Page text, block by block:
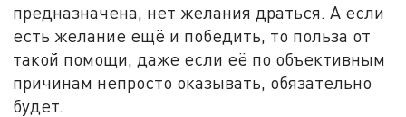
предназначена, нет желания драться. А если
есть желание ещё и победить, то польза от
такой помощи, даже если её по объективным
причинам непросто оказывать, обязательно
будет.